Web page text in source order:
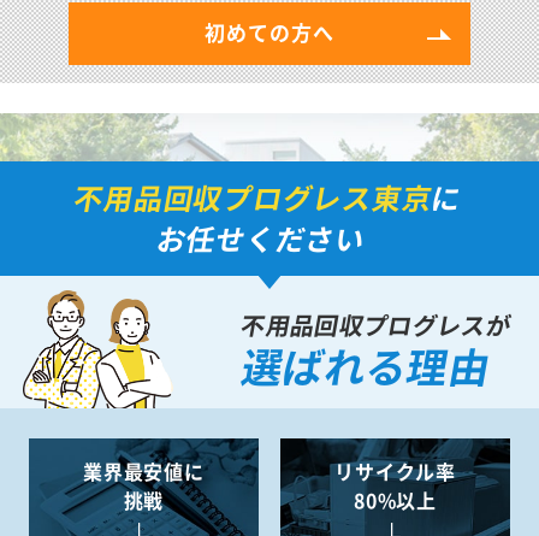
初めての方へ
不用品回収プログレス東京に
お任せください
不用品回収プログレスが
選ばれる理由
業界最安値に
挑戦
リサイクル率
80%以上